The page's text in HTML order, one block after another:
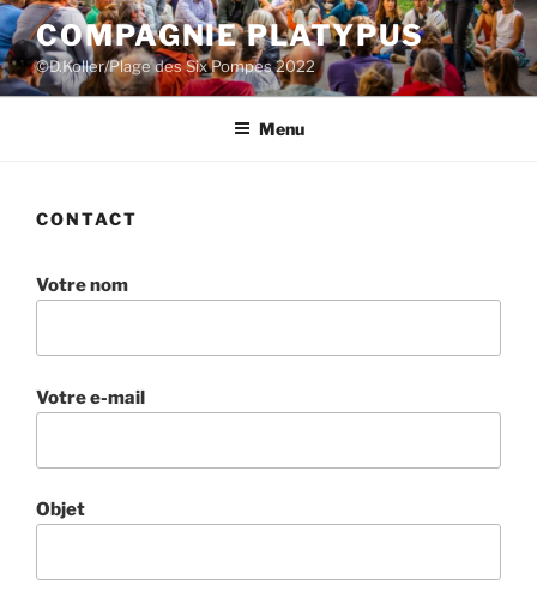
Aller
au
contenu
principal
COMPAGNIE PLATYPUS
©D.Koller/Plage des Six Pompes 2022
Menu
CONTACT
Votre nom
Votre e-mail
Objet